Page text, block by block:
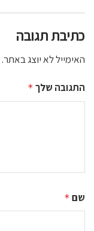
כתיבת תגובה
האימייל לא יוצג באתר.
התגובה שלך *
שם *